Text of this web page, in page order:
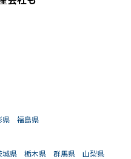
県
福島県
城県 栃木県 群馬県
山梨県